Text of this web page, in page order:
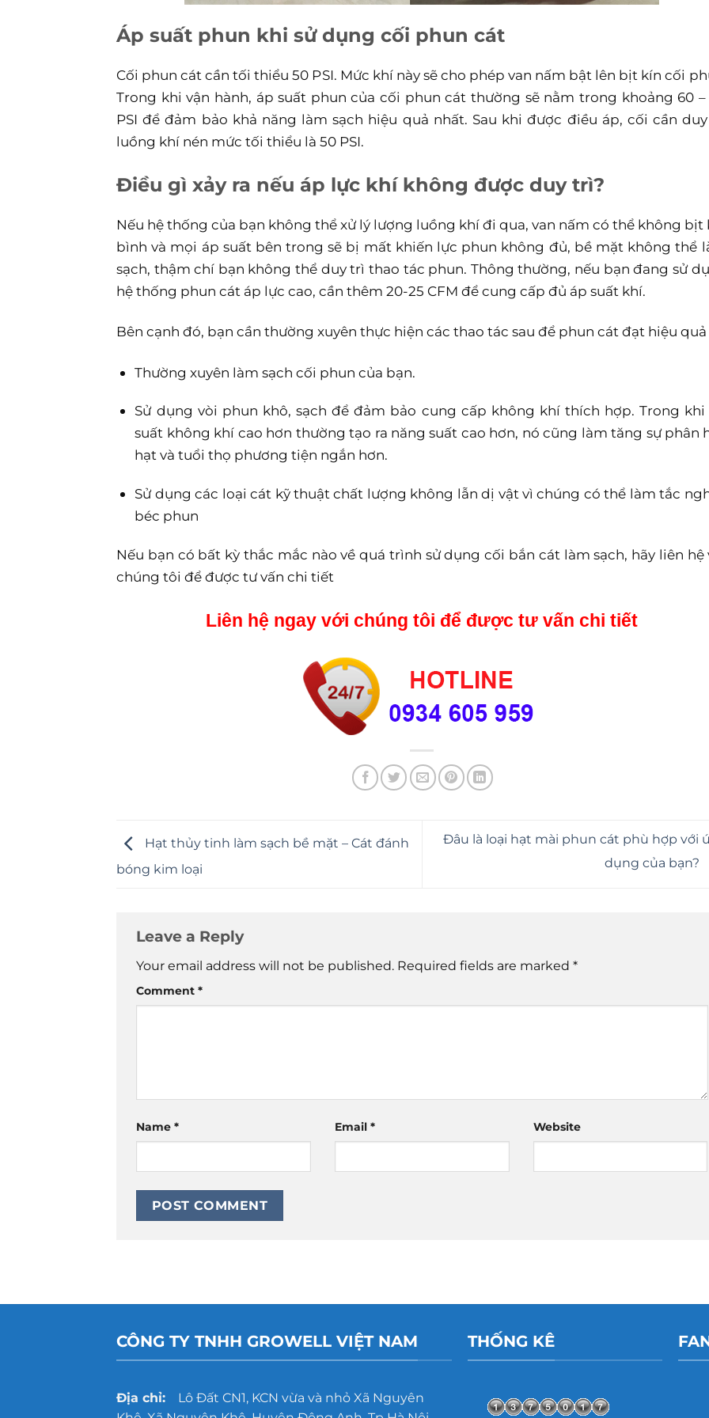
Áp suất phun khi sử dụng cối phun cát
Cối phun cát cần tối thiểu 50 PSI. Mức khí này sẽ cho phép van nấm bật lên bịt kín cối
Trong khi vận hành, áp suất phun của cối phun cát thường sẽ nằm trong khoảng 60 –
PSI để đảm bảo khả năng làm sạch hiệu quả nhất. Sau khi được điều áp, cối cần
luồng khí nén mức tối thiểu là 50 PSI.
Điều gì xảy ra nếu áp lực khí không được duy trì?
Nếu hệ thống của bạn không thể xử lý lượng luồng khí đi qua, van nấm có thể không bịt
bình và mọi áp suất bên trong sẽ bị mất khiến lực phun không đủ, bề mặt không thể
sạch, thậm chí bạn khôngthể duy trì thao tác phun. Thông thường, nếu bạn đang sử
hệ thống phun cát áp lực cao, cần thêm 20-25 CFM để cung cấp đủ áp suất khí.
Bên cạnh đó, bạn cần thường xuyên thực hiện các thao tác sau để phun cát đạt hiệu quả
Thường xuyên làm sạch cối phun của bạn.
Sử dụng vòi phun khô, sạch để đảm bảo cung cấp không khí thích hợp. Trong khi
suất không khí cao hơn thường tạo ra năng suất cao hơn, nó cũng làm tăng sự phân
hạt và tuổi thọ phương tiện ngắn hơn.
Sử dụng các loại cát kỹ thuật chất lượng không lẫn dị vật vì chúng có thể làm tắc
béc phun
Nếu bạn có bất kỳ thắc mắc nào về quá trình sử dụng cối bắn cát làm sạch, hãy liên hệ
chúng tôi để được tư vấn chi tiết
Liên hệ ngay với chúng tôi để được tư vấn chi tiết
Hạt thủy tinh làm sạch bề mặt – Cát đánh
bóng kim loại
Đâu là loại hạt mài phun cát phù hợp với
dụng của bạn?
Leave a Reply
Your email address will not be published. Required fields are marked *
Comment *
Name * Email * Website
CÔNG TY TNHH GROWELL VIỆT NAM
Địa chỉ:Lô Đất CN1, KCN vừa và nhỏ Xã Nguyên
THỐNG KÊ